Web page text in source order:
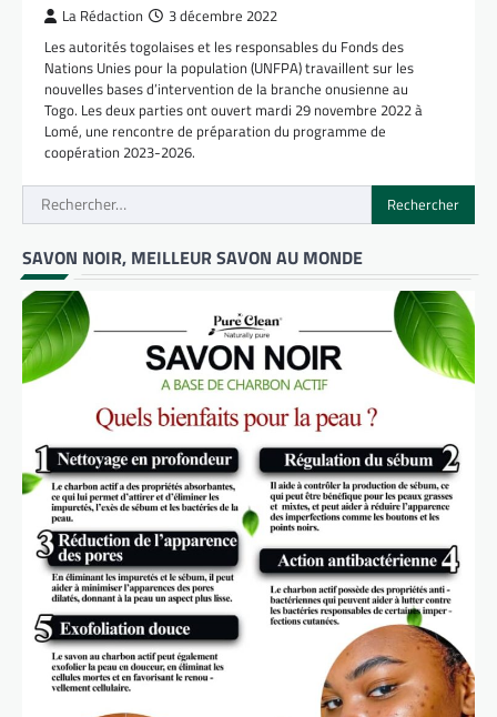
La Rédaction 3 décembre 2022
Les autorités togolaises et les responsables du Fonds des
Nations Unies pour la population (UNFPA) travaillent sur les
nouvelles bases d’intervention de la branche onusienne au
Togo. Les deux parties ont ouvert mardi 29 novembre 2022 à
Lomé, une rencontre de préparation du programme de
coopération 2023-2026.
Rechercher :
SAVON NOIR, MEILLEUR SAVON AU MONDE